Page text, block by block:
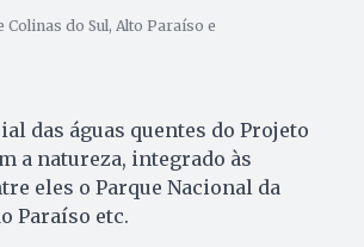
do Sul, Alto Paraíso e
das águas quentes do Projeto
a natureza, integrado às
eles o Parque Nacional da
Paraíso etc.